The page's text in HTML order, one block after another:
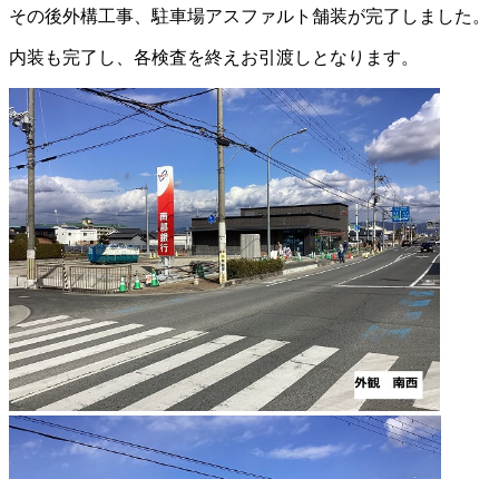
その後外構工事、駐車場アスファルト舗装が完了しました。
内装も完了し、各検査を終えお引渡しとなります。